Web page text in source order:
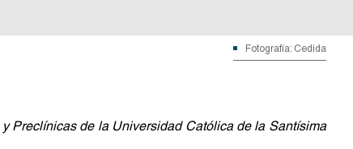
Fotografía: Cedida
Preclínicas de la Universidad Católica de la Santísima